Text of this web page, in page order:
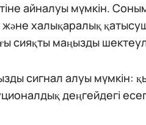
айналуы мүмкін.
халықаралық
сияқты маңызды
сигнал алуы мүмкін:
деңгейдегі